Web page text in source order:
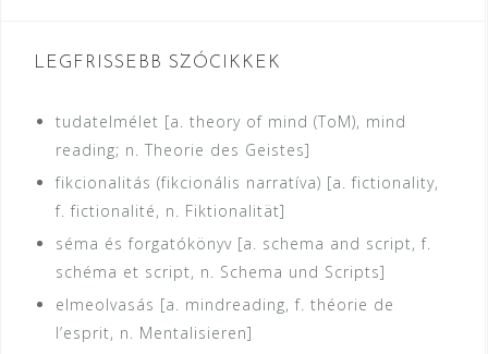
LEGFRISSEBB SZÓCIKKEK
tudatelmélet [a. theory of mind (ToM), mind
reading; n. Theorie des Geistes]
fikcionalitás (fikcionális narratíva) [a. fictionality,
f. fictionalité, n. Fiktionalität]
séma és forgatókönyv [a. schema and script, f.
schéma et script, n. Schema und Scripts]
elmeolvasás [a. mindreading, f. théorie de
l’esprit, n. Mentalisieren]